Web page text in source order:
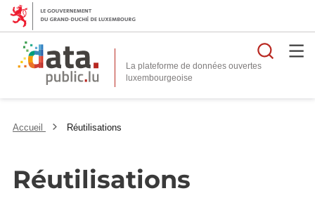
La plateforme de données ouvertes
Accueil Réutilisations
Réutilisations